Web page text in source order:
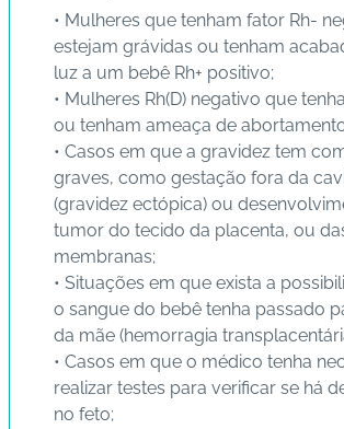
a
ú
d
e
A
B
e
e
p
B
lo
g
C
• Mulheres que tenham fator Rh-
estejam grávidas ou tenham
luz a um bebê Rh+ positivo;
• Mulheres Rh(D) negativo que
ou tenham ameaça de
• Casos em que a gravidez tem
graves, como gestação fora da
(gravidez ectópica) ou
tumor do tecido da placenta, ou
membranas;
• Situações em que exista a
o sangue do bebê tenha passado
da mãe (hemorragia
• Casos em que o médico tenha
realizar testes para verificar se há
no feto;